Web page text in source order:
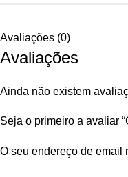
Avaliações (0)
Avaliações
Ainda não existem
Seja o primeiro a avaliar
O seu endereço de email